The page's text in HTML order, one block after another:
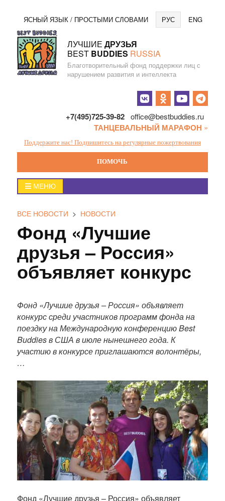
Перейти
к
содержанию
ЯСНЫЙ ЯЗЫК / ПРОСТЫМИ СЛОВАМИ РУС ENG
ЛУЧШИЕ ДРУЗЬЯ
BEST BUDDIES RUSSIA
Благотворительный фонд поддержки лиц с
нарушением развития и интеллекта
+7(495)725-39-82 office@bestbuddies.ru
ТАНЦЕВАЛЬНЫЙ МАРАФОН »
Поддержите нас! Подпишитесь на регулярные пожертвования
ПОМОЧЬ
Главное
меню
МЕНЮ
ВСЕ НОВОСТИ > НОВОСТИ
Фонд «Лучшие
друзья – Россия»
объявляет конкурс
л
н
ы
й
т
е
к
с
т
п
у
б
и
к
а
ц
Фонд «Лучшие друзья – Россия» объявляет
конкурс среди участников программ фонда на
поездку на Международную конференцию Best
Buddies в США в июле нынешнего года. К
участию в конкурсе приглашаются волонтёры,
…
Фонд «Лучшие друзья – Россия» объявляет